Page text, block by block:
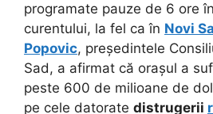
programate pauze de 6 ore
curentului, la fel ca în Novi
Popovic, președintele
Sad, a afirmat că orașul a
peste 600 de milioane de
pe cele datorate distrugerii